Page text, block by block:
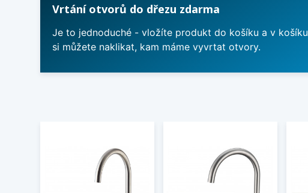
Vrtání otvorů do dřezu zdarma
Je to jednoduché - vložíte produkt do košíku a v košíku
si můžete naklikat, kam máme vyvrtat otvory.